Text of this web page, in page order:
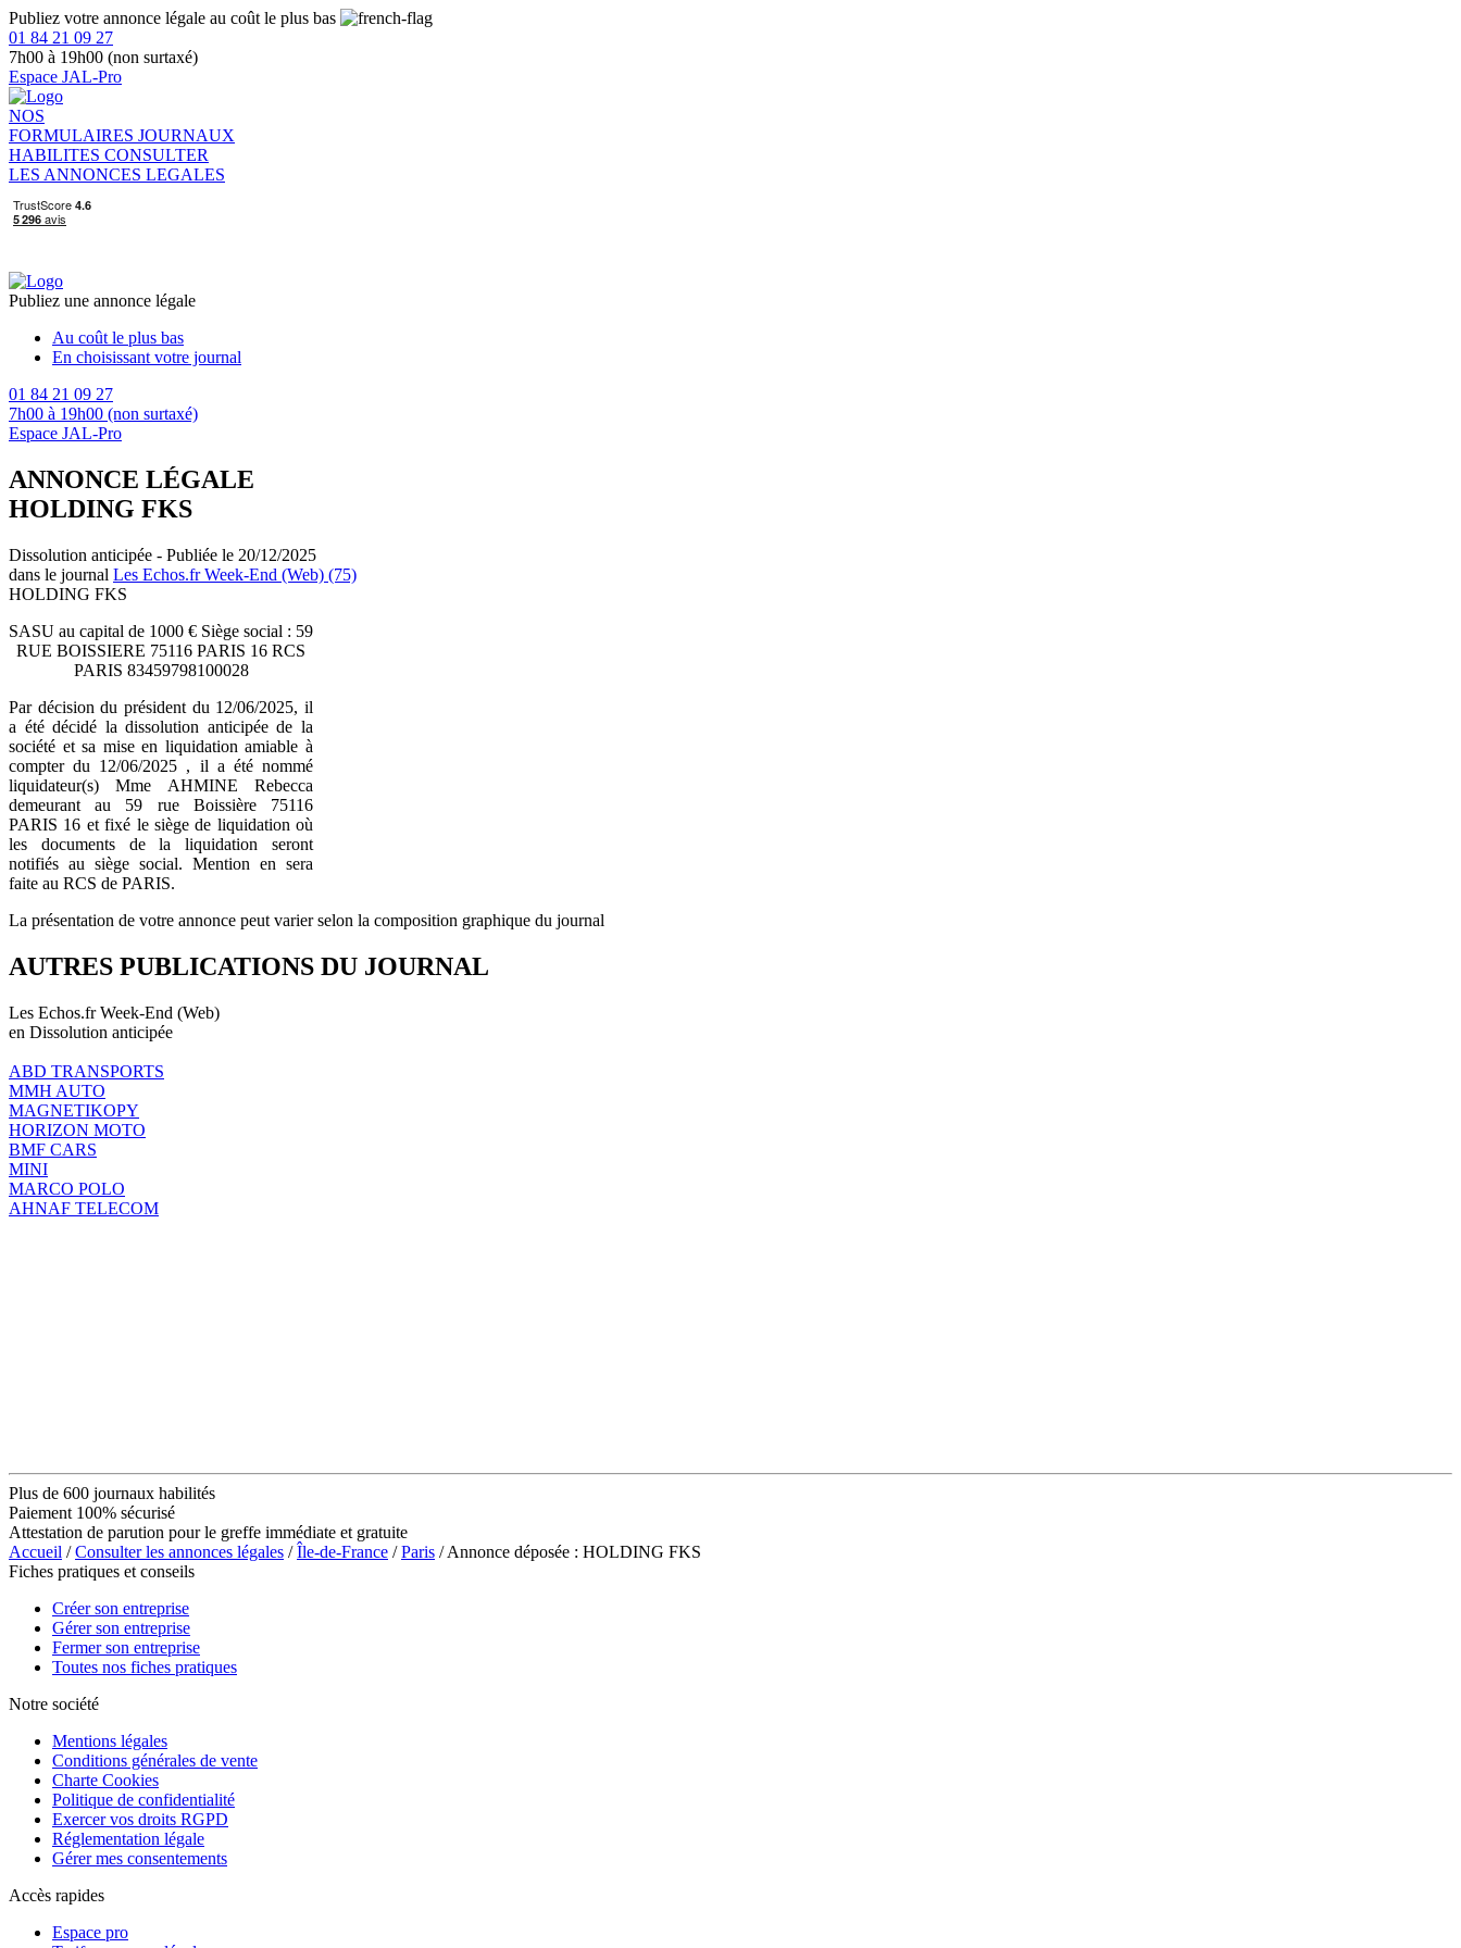
Publiez votre annonce légale au coût le plus bas
01 84 21 09 27
7h00 à 19h00 (non surtaxé)
Espace JAL-Pro
NOS
FORMULAIRES JOURNAUX
HABILITES CONSULTER
LES ANNONCES LEGALES
Publiez une annonce légale
Au coût le plus bas
En choisissant votre journal
01 84 21 09 27
7h00 à 19h00 (non surtaxé)
Espace JAL-Pro
ANNONCE LÉGALE
HOLDING FKS
Dissolution anticipée - Publiée le 20/12/2025
dans le journal Les Echos.fr Week-End (Web) (75)
HOLDING FKS
SASU au capital de 1000 € Siège social : 59
RUE BOISSIERE 75116 PARIS 16 RCS
PARIS 83459798100028
Par décision du président du 12/06/2025, il
a été décidé la dissolution anticipée de la
société et sa mise en liquidation amiable à
compter du 12/06/2025 , il a été nommé
liquidateur(s) Mme AHMINE Rebecca
demeurant au 59 rue Boissière 75116
PARIS 16 et fixé le siège de liquidation où
les documents de la liquidation seront
notifiés au siège social. Mention en sera
faite au RCS de PARIS.
La présentation de votre annonce peut varier selon la composition graphique du journal
AUTRES PUBLICATIONS DU JOURNAL
Les Echos.fr Week-End (Web)
en Dissolution anticipée
ABD TRANSPORTS
MMH AUTO
MAGNETIKOPY
HORIZON MOTO
BMF CARS
MINI
MARCO POLO
AHNAF TELECOM
Plus de 600 journaux habilités
Paiement 100% sécurisé
Attestation de parution pour le greffe immédiate et gratuite
Accueil /Consulter les annonces légales /Île-de-France /Paris / Annonce déposée : HOLDING FKS
Fiches pratiques et conseils
Créer son entreprise
Gérer son entreprise
Fermer son entreprise
Toutes nos fiches pratiques
Notre société
Mentions légales
Conditions générales de vente
Charte Cookies
Politique de confidentialité
Exercer vos droits RGPD
Réglementation légale
Gérer mes consentements
Accès rapides
Espace pro